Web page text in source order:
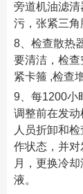
旁道机油滤
污，张紧三角
8、检查散热
要清洁，检
紧卡箍 ,检查
9、每1200小
调整前在发
人员折卸和
作状态，并
月，更换冷
液。